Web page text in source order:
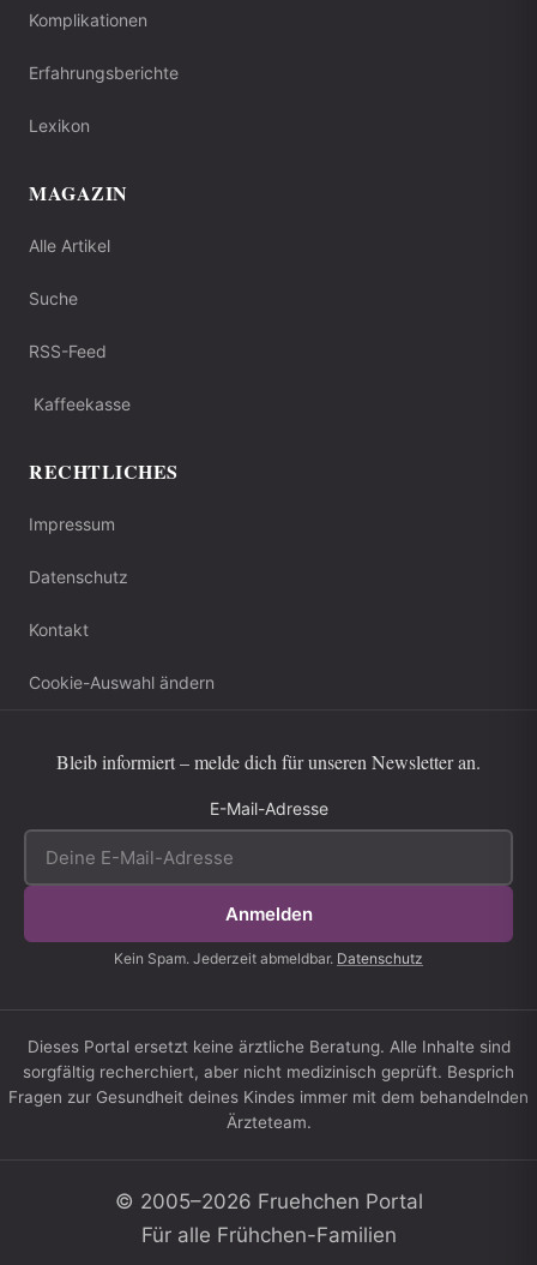
Komplikationen
Erfahrungsberichte
Lexikon
MAGAZIN
Alle Artikel
Suche
RSS-Feed
Kaffeekasse
RECHTLICHES
Impressum
Datenschutz
Kontakt
Cookie-Auswahl ändern
Bleib informiert – melde dich für unseren Newsletter an.
E-Mail-Adresse
Anmelden
Kein Spam. Jederzeit abmeldbar. Datenschutz
Dieses Portal ersetzt keine ärztliche Beratung. Alle Inhalte sind
sorgfältig recherchiert, aber nicht medizinisch geprüft. Besprich
Fragen zur Gesundheit deines Kindes immer mit dem behandelnden
Ärzteteam.
© 2005–2026 Fruehchen Portal
Für alle Frühchen-Familien